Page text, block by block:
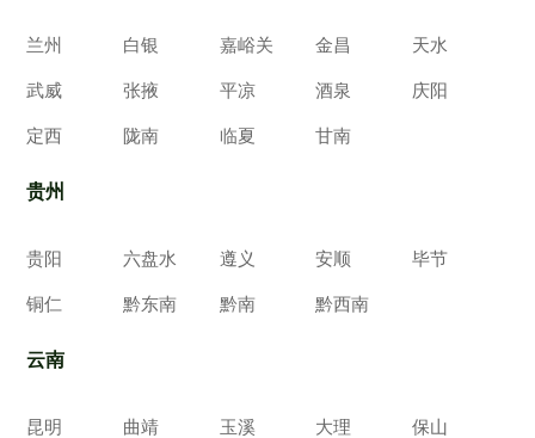
兰州 白银 嘉峪关 金昌 天水
武威 张掖 平凉 酒泉 庆阳
定西 陇南 临夏 甘南
贵州
贵阳 六盘水 遵义 安顺 毕节
铜仁 黔东南 黔南 黔西南
云南
昆明 曲靖 玉溪 大理 保山